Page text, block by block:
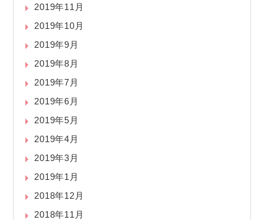
2019年11月
2019年10月
2019年9月
2019年8月
2019年7月
2019年6月
2019年5月
2019年4月
2019年3月
2019年1月
2018年12月
2018年11月